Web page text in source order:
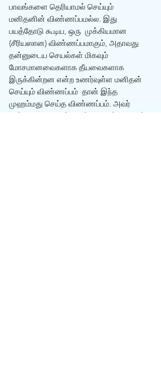
பாவங்களை தெரியாமல் செய்யும்
மனிதனின் விண்ணப்பமல்ல. இது
பயத்தோடு கூடிய, ஒரு  முக்கியமான
(சீரியஸான) விண்ணப்பமாகும், அதாவது
தன்னுடைய செயல்கள் மிகவும்
மோசமானவைகளாக தீயவைகளாக
இருக்கின்றன என்ற உணர்வுள்ள மனிதன்
செய்யும் விண்ணப்பம்  தான் இந்த
முஹம்மது செய்த விண்ணப்பம். அவர்
தன்னுடைய பாவங்களுக்காக கல்லரையில்